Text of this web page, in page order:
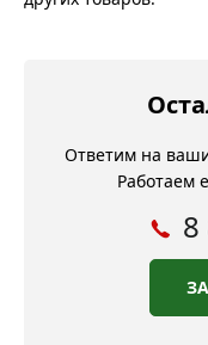
Ответим на
Работаем
8